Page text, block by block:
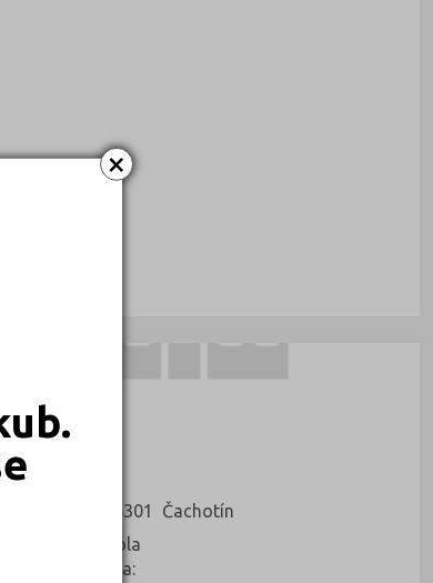
×
Hejkal
Čachotín 86, 58301 Čachotín
školy: Autoškola
Kontaktní osoba: